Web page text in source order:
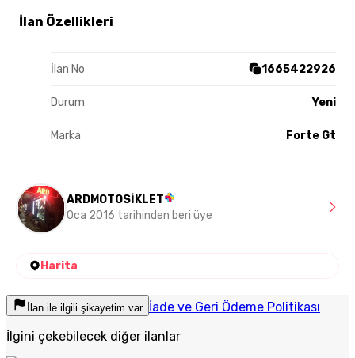
İlan Özellikleri
İlan No 1665422926
Durum Yeni
Marka Forte Gt
ARDMOTOSİKLET
Oca 2016 tarihinden beri üye
Harita
İlan ile ilgili şikayetim var İade ve Geri Ödeme Politikası
İlgini çekebilecek diğer ilanlar